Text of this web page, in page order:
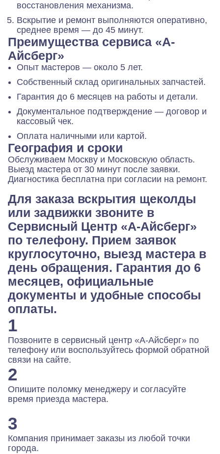
восстановления механизма.
Вскрытие и ремонт выполняются оперативно,
среднее время — до 45 минут.
Преимущества сервиса «А-
Айсберг»
Опыт мастеров — около 5 лет.
Собственный склад оригинальных запчастей.
Гарантия до 6 месяцев на работы и детали.
Документальное подтверждение — договор и
кассовый чек.
Оплата наличными или картой.
География и сроки
Обслуживаем Москву и Московскую область.
Выезд мастера от 30 минут после заявки.
Диагностика бесплатна при согласии на ремонт.
Для заказа вскрытия щеколды
или задвижки звоните в
Сервисный Центр «А-Айсберг»
по телефону. Прием заявок
круглосуточно, выезд мастера в
день обращения. Гарантия до 6
месяцев, официальные
документы и удобные способы
оплаты.
1
Позвоните в сервисный центр «А-Айсберг» по
телефону или воспользуйтесь формой обратной
связи на сайте.
2
Опишите поломку менеджеру и согласуйте
время приезда мастера.
3
Компания принимает заказы из любой точки
города.